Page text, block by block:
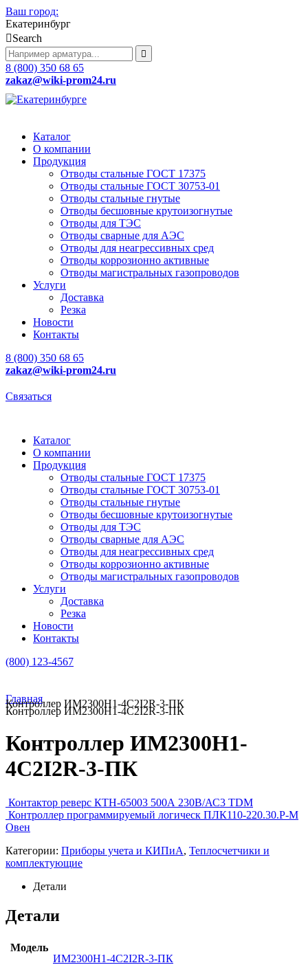
Ваш город:
Екатеринбург
Search
8 (800) 350 68 65
zakaz@wiki-prom24.ru
Каталог
О компании
Продукция
Отводы стальные ГОСТ 17375
Отводы стальные ГОСТ 30753-01
Отводы стальные гнутые
Отводы бесшовные крутоизогнутые
Отводы для ТЭС
Отводы сварные для АЭС
Отводы для неагрессивных сред
Отводы коррозионно активные
Отводы магистральных газопроводов
Услуги
Доставка
Резка
Новости
Контакты
8 (800) 350 68 65
zakaz@wiki-prom24.ru
Связаться
Каталог
О компании
Продукция
Отводы стальные ГОСТ 17375
Отводы стальные ГОСТ 30753-01
Отводы стальные гнутые
Отводы бесшовные крутоизогнутые
Отводы для ТЭС
Отводы сварные для АЭС
Отводы для неагрессивных сред
Отводы коррозионно активные
Отводы магистральных газопроводов
Услуги
Доставка
Резка
Новости
Контакты
(800) 123-4567
Главная
Контроллер ИМ2300Н1-4C2I2R-3-ПК
Контроллер ИМ2300Н1-4C2I2R-3-ПК
Контроллер ИМ2300Н1-
4C2I2R-3-ПК
Контактор реверс КТН-65003 500А 230В/АС3 TDM
Контроллер программируемый логическ ПЛК110-220.30.Р-М
Овен
Категории: Приборы учета и КИПиА, Теплосчетчики и
комплектующие
Детали
Детали
Модель
ИМ2300Н1-4C2I2R-3-ПК